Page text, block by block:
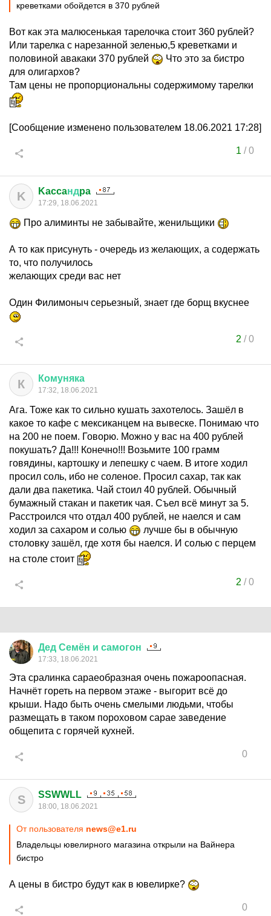
креветками обойдется в 370 рублей
Вот как эта малюсенькая тарелочка стоит 360 рублей?
Или тарелка с нарезанной зеленью,5 креветками и
половиной авакаки 370 рублей
Что это за бистро
для олигархов?
Там цены не пропорциональны содержимому тарелки
[Сообщение изменено пользователем 18.06.2021 17:28]
1 /0
K Kaccaндpa
17:29, 18.06.2021
Про алиминты не забывайте, женильщики
А то как присунуть - очередь из желающих, а содержать
то, что получилось
желающих среди вас нет
Один Филимоныч серьезный, знает где борщ вкуснее
2 /0
К Комуняка
17:32, 18.06.2021
Ага. Тоже как то сильно кушать захотелось. Зашёл в
какое то кафе с мексиканцем на вывеске. Понимаю что
на 200 не поем. Говорю. Можно у вас на 400 рублей
покушать? Да!!! Конечно!!! Возьмите 100 грамм
говядины, картошку и лепешку с чаем. В итоге ходил
просил соль, ибо не соленое. Просил сахар, так как
дали два пакетика. Чай стоил 40 рублей. Обычный
бумажный стакан и пакетик чая. Съел всё минут за 5.
Расстроился что отдал 400 рублей, не наелся и сам
ходил за сахаром и солью
лучше бы в обычную
столовку зашёл, где хотя бы наелся. И солью с перцем
на столе стоит
2 /0
Дед Семён и самогон
17:33, 18.06.2021
Эта сралинка сараеобразная очень пожароопасная.
Начнёт гореть на первом этаже - выгорит всё до
крыши. Надо быть очень смелыми людьми, чтобы
размещать в таком пороховом сарае заведение
общепита с горячей кухней.
0
S SSWWLL
18:00, 18.06.2021
От пользователя news@e1.ru
Владельцы ювелирного магазина открыли на Вайнера
бистро
А цены в бистро будут как в ювелирке?
0